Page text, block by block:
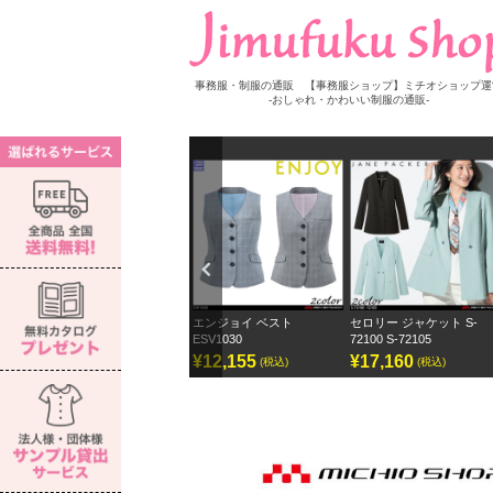
事務服・制服の通販 【事務服ショップ】ミチオショップ
-おしゃれ・かわいい制服の通販-
ous
ス S-
エンジョイ ベスト
ESV1030
¥12,155
セロリー ジャケット S-
72100 S-72105
¥17,160 (税込)
セロリー ワイドパン
ェーンパッカー
¥12,870 (税込)